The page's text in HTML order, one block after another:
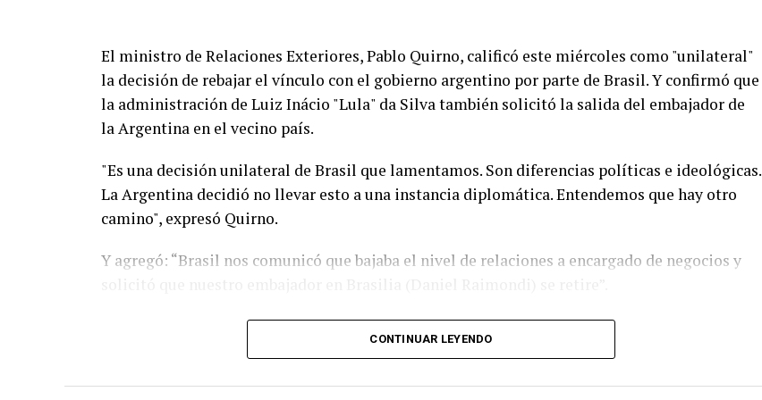
El ministro de Relaciones Exteriores, Pablo Quirno, calificó este miércoles como "unilateral"
la decisión de rebajar el vínculo con el gobierno argentino por parte de Brasil. Y confirmó que
la administración de Luiz Inácio "Lula" da Silva también solicitó la salida del embajador de
la Argentina en el vecino país.
"Es una decisión unilateral de Brasil que lamentamos. Son diferencias políticas e ideológicas.
La Argentina decidió no llevar esto a una instancia diplomática. Entendemos que hay otro
camino", expresó Quirno.
Y agregó: “Brasil nos comunicó que bajaba el nivel de relaciones a encargado de negocios y
"Lamentable que se quejen de injerencias en procesos electorales cuando el presidente de
CONTINUAR LEYENDO